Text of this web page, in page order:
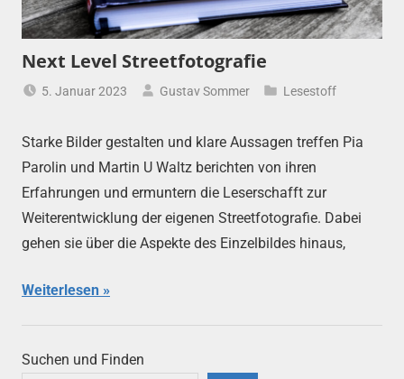
Next Level Streetfotografie
5. Januar 2023 Gustav Sommer Lesestoff
Starke Bilder gestalten und klare Aussagen treffen Pia
Parolin und Martin U Waltz berichten von ihren
Erfahrungen und ermuntern die Leserschafft zur
Weiterentwicklung der eigenen Streetfotografie. Dabei
gehen sie über die Aspekte des Einzelbildes hinaus,
Weiterlesen
Suchen und Finden